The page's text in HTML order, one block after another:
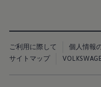
Passat
アフターサービス
サービスと純正
ご利用に際して 個人情報
サイトマップ